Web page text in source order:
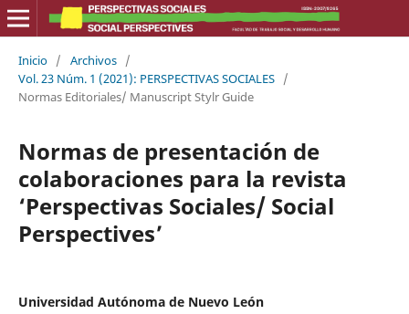
Inicio / Archivos /
Vol. 23 Núm. 1 (2021): PERSPECTIVAS SOCIALES /
Normas Editoriales/ Manuscript Stylr Guide
Normas de presentación de
colaboraciones para la revista
‘Perspectivas Sociales/ Social
Perspectives’
Universidad Autónoma de Nuevo León